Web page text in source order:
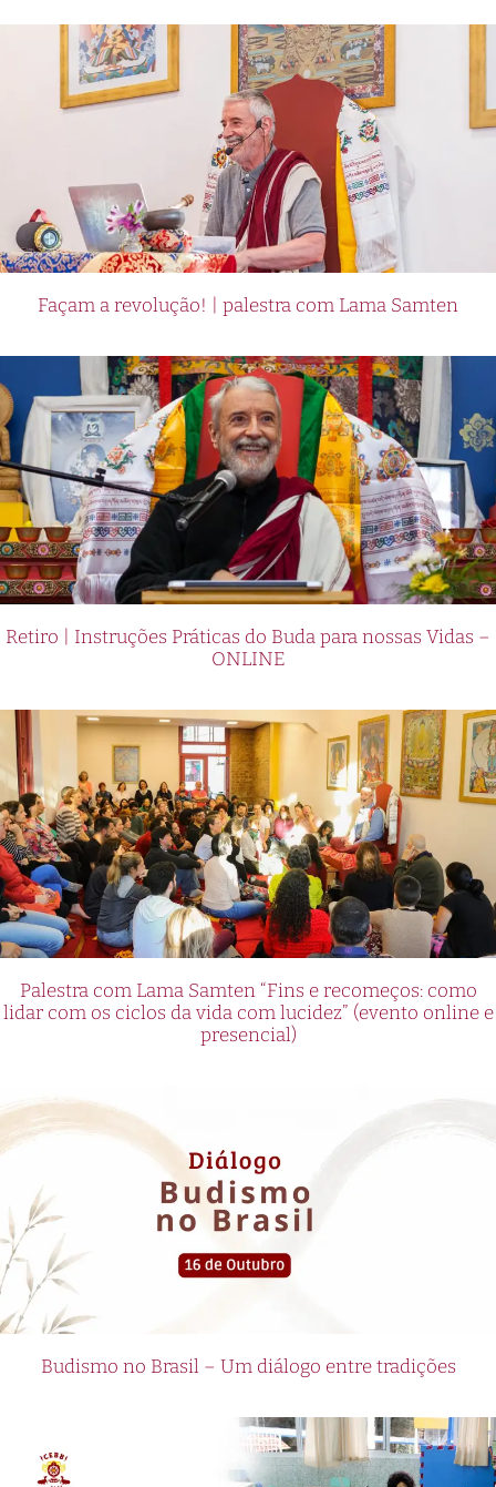
Façam a revolução! | palestra com Lama Samten
Retiro | Instruções Práticas do Buda para nossas Vidas –
ONLINE
Palestra com Lama Samten “Fins e recomeços: como
lidar com os ciclos da vida com lucidez” (evento online e
presencial)
Budismo no Brasil – Um diálogo entre tradições